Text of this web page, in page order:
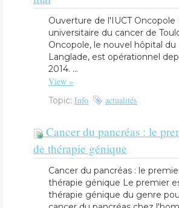
Ouverture de l'IUCT
universitaire du cancer de
Oncopole, le nouvel hôpital du
Langlade, est opérationnel
2014. ...
View »
Topic: Info actualités
Cancer du pancréas : le
de thérapie génique
Cancer du pancréas : le
thérapie génique Le premier
thérapie génique du genre